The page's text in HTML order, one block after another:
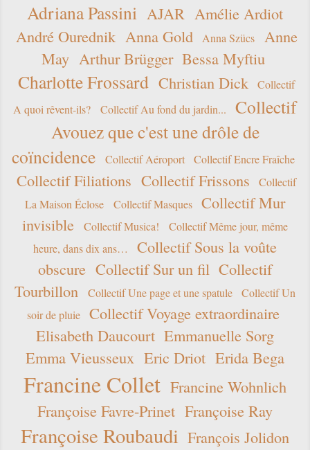
Adriana Passini AJAR Amélie Ardiot
André Ourednik Anna Gold Anna Szücs
Anne
May Arthur Brügger Bessa Myftiu
Charlotte Frossard Christian Dick
Collectif
A quoi rêvent-ils?
Collectif Au fond du jardin...
Collectif
Avouez que c'est une drôle de
coïncidence
Collectif Aéroport Collectif Encre Fraîche
Collectif Filiations Collectif Frissons
Collectif
La Maison Éclose
Collectif Masques
Collectif Mur
invisible
Collectif Musica!
Collectif Même jour, même
heure, dans dix ans…
Collectif Sous la voûte
obscure Collectif Sur un fil Collectif
Tourbillon
Collectif Une page et une spatule
Collectif Un
soir de pluie
Collectif Voyage extraordinaire
Elisabeth Daucourt Emmanuelle Sorg
Emma Vieusseux Eric Driot Erida Bega
Francine Collet Francine Wohnlich
Françoise Favre-Prinet Françoise Ray
Françoise Roubaudi François Jolidon